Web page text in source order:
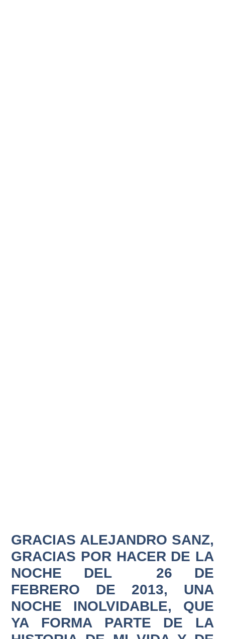
GRACIAS ALEJANDRO SANZ,
GRACIAS POR HACER DE LA
NOCHE DEL 26 DE
FEBRERO DE 2013, UNA
NOCHE INOLVIDABLE, QUE
YA FORMA PARTE DE LA